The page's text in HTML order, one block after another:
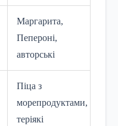
Маргарита,
Пепероні,
авторські
Піца з
морепродуктами,
теріякі